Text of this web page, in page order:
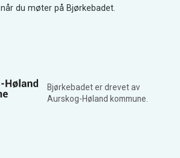
du møter på Bjørkebadet.
Bjørkebadet er drevet av
Aurskog-Høland kommune.